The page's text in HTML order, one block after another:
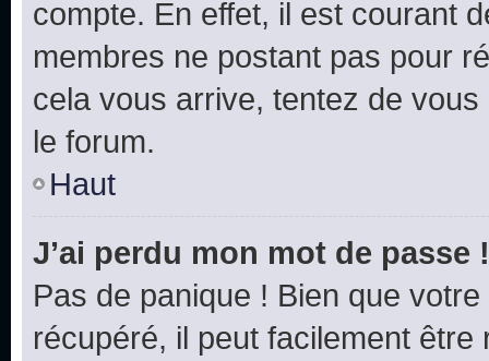
compte. En effet, il est courant
membres ne postant pas pour
cela vous arrive, tentez de
le forum.
Haut
J’ai perdu mon mot de passe !
Pas de panique ! Bien que
récupéré, il peut facilement